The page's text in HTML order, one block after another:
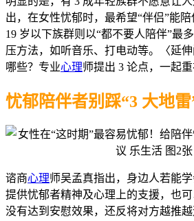
出，在女性忧郁时，最希望“伴侣”能
19 岁以下族群则以“都不要人陪伴”最
压方法，如听音乐、打电动等。〈延
哪些？专业心理师提出 3 论点，一起重
忧郁陪伴者别踩“3 大地雷
谘商心理师吴孟真指出，身边人若能
提供忧郁者精神及心理上的支援，也
没有达到安慰效果，还反将对方越推